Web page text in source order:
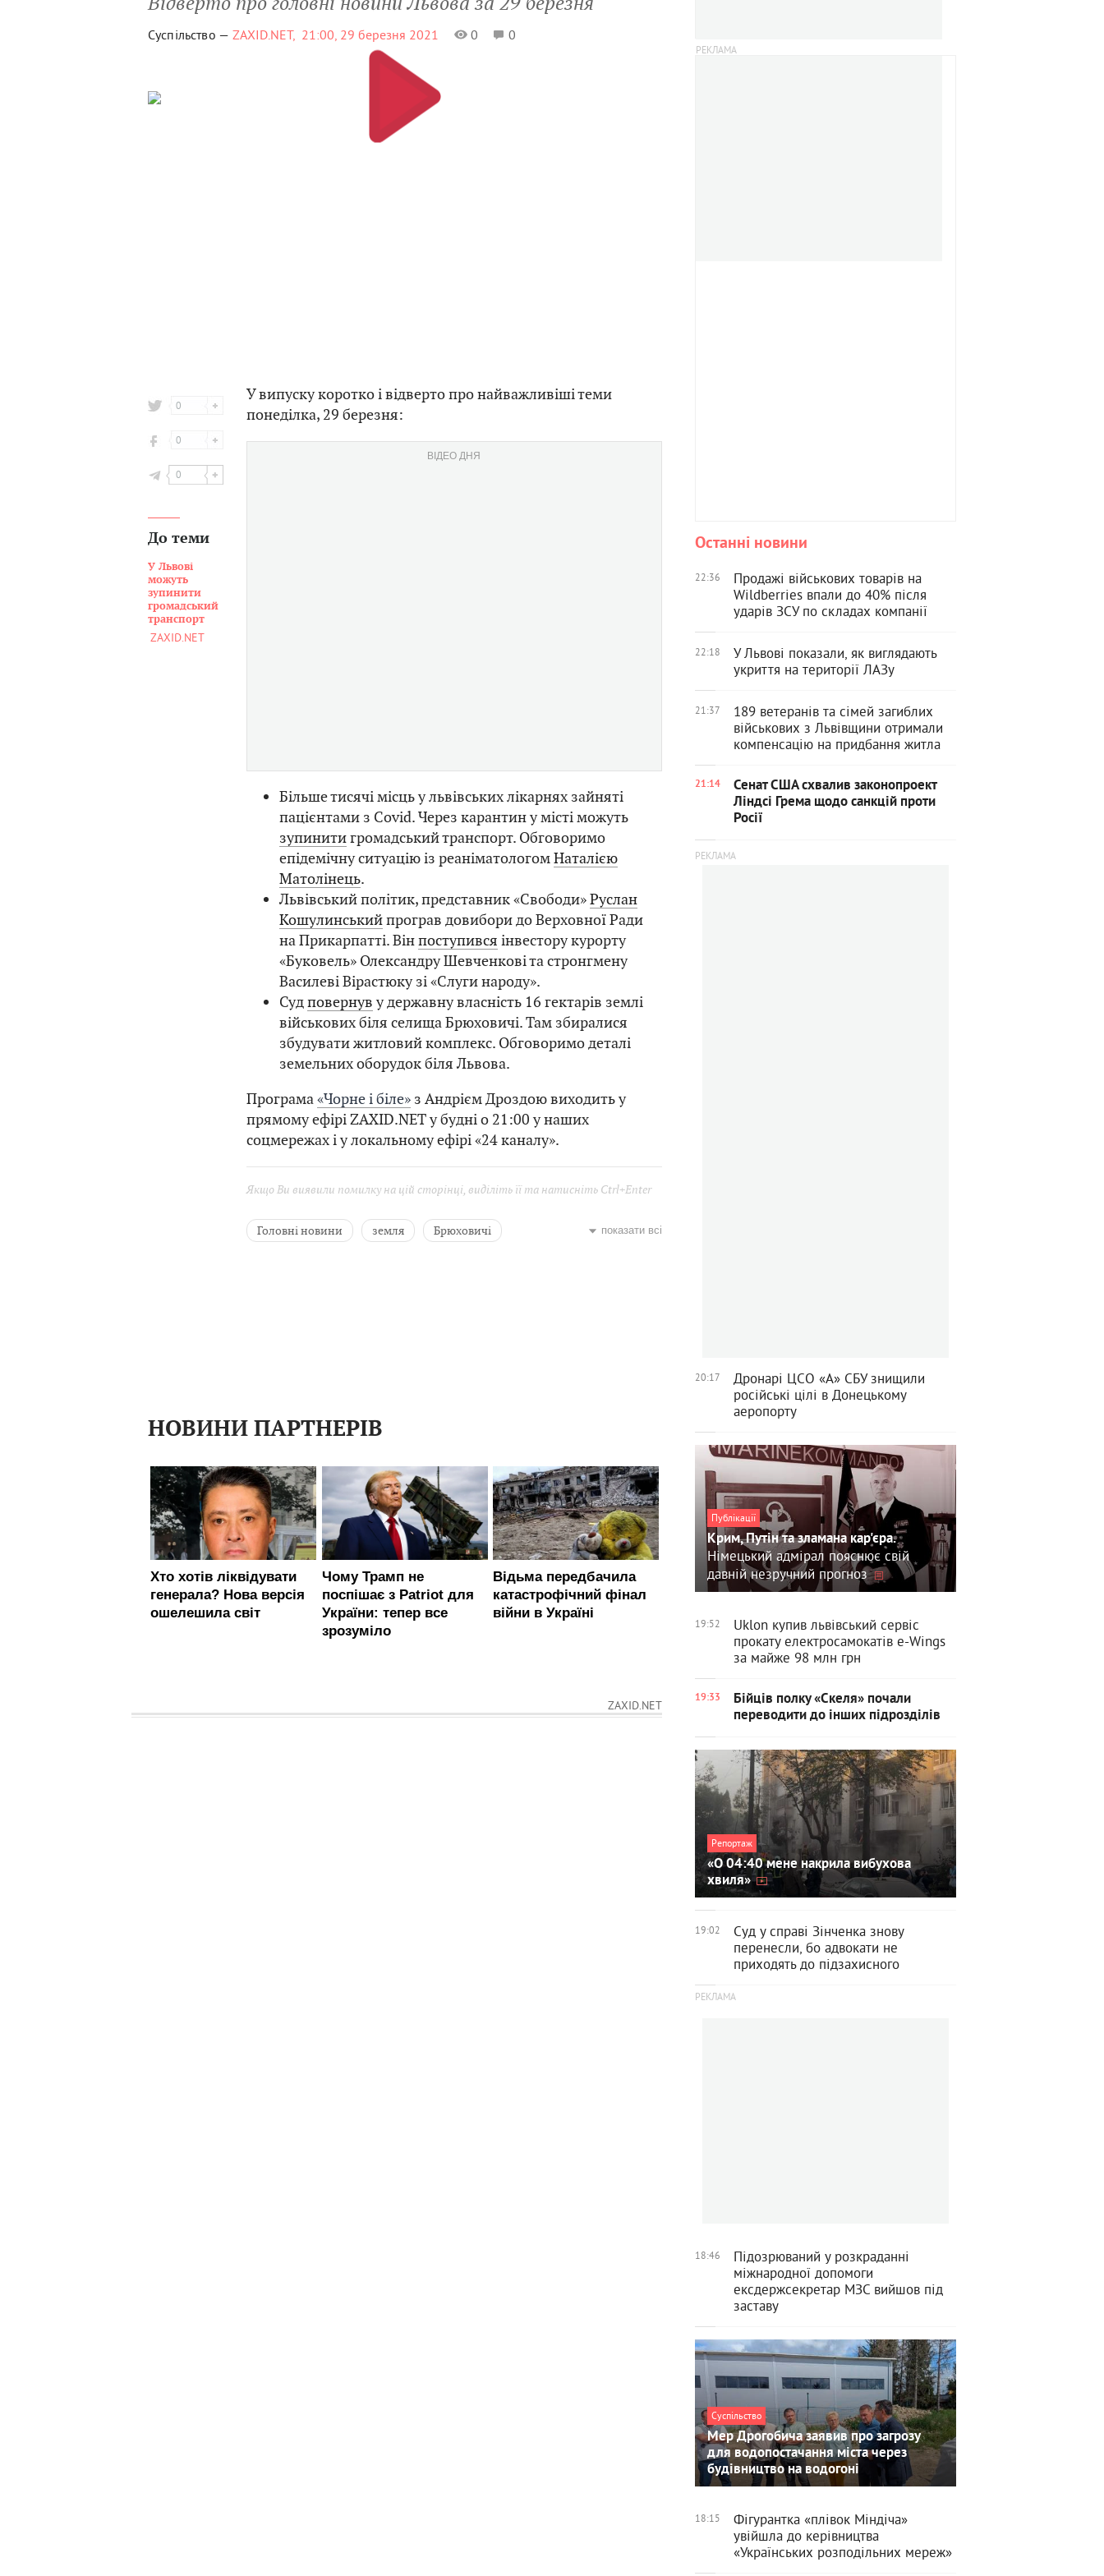
Суспільство — ZAXID.NET, 21:00, 29 березня 2021 0 0
0
0
0
До теми
У Львові
можуть
зупинити
громадський
транспорт
ZAXID.NET
У випуску коротко і відверто про найважливіші теми
понеділка, 29 березня:
ВІДЕО ДНЯ
Більше тисячі місць у львівських лікарнях зайняті
пацієнтами з Covid. Через карантин у місті можуть
зупинитигромадський транспорт. Обговоримо
епідемічну ситуацію із реаніматологомНаталією
Матолінець.
Львівський політик, представник «Свободи»Руслан
Кошулинськийпрограв довибори до Верховної Ради
на Прикарпатті. Вінпоступився інвестору курорту
«Буковель» Олександру Шевченкові та стронгмену
Василеві Вірастюку зі «Слуги народу».
Судповернув у державну власність 16 гектарів землі
військових біля селища Брюховичі. Там збиралися
збудувати житловий комплекс. Обговоримо деталі
земельних оборудок біля Львова.
Програма«Чорне і біле» з Андрієм Дроздою виходить у
прямому ефірі ZAXID.NET у будні о 21:00 у наших
соцмережах і у локальному ефірі «24 каналу».
Якщо Ви виявили помилку на цій сторінці, виділіть її та натисніть Ctrl+Enter
Головні новини земля Брюховичі показати всі
НОВИНИ ПАРТНЕРІВ
ZAXID.NET
Останні новини
22:36
Продажі військових товарів на
Wildberries впали до 40% після
ударів ЗСУ по складах компанії
22:18
У Львові показали, як виглядають
укриття на території ЛАЗу
21:37
189 ветеранів та сімей загиблих
військових з Львівщини отримали
компенсацію на придбання житла
21:14
Сенат США схвалив законопроект
Ліндсі Грема щодо санкцій проти
Росії
20:17
Дронарі ЦСО «А» СБУ знищили
російські цілі в Донецькому
аеропорту
Публікації
Крим, Путін та зламана кар'єра.
Німецький адмірал пояснює свій
давній незручний прогноз
19:52
Uklon купив львівський сервіс
прокату електросамокатів e-Wings
за майже 98 млн грн
19:33
Бійців полку «Скеля» почали
переводити до інших підрозділів
Репортаж
«О 04:40 мене накрила вибухова
хвиля»
19:02
Суд у справі Зінченка знову
перенесли, бо адвокати не
приходять до підзахисного
18:46
Підозрюваний у розкраданні
міжнародної допомоги
ексдержсекретар МЗС вийшов під
заставу
Суспільство
Мер Дрогобича заявив про загрозу
для водопостачання міста через
будівництво на водогоні
18:15
Фігурантка «плівок Міндіча»
увійшла до керівництва
«Українських розподільних мереж»